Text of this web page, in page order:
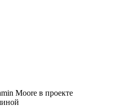
Moore в проекте